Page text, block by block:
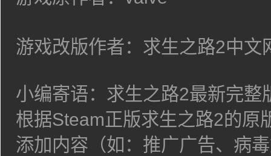
游戏改版作者：求生之路2中文
小编寄语：求生之路2最新完整
根据Steam正版求生之路2的原
添加内容（如：推广广告、病